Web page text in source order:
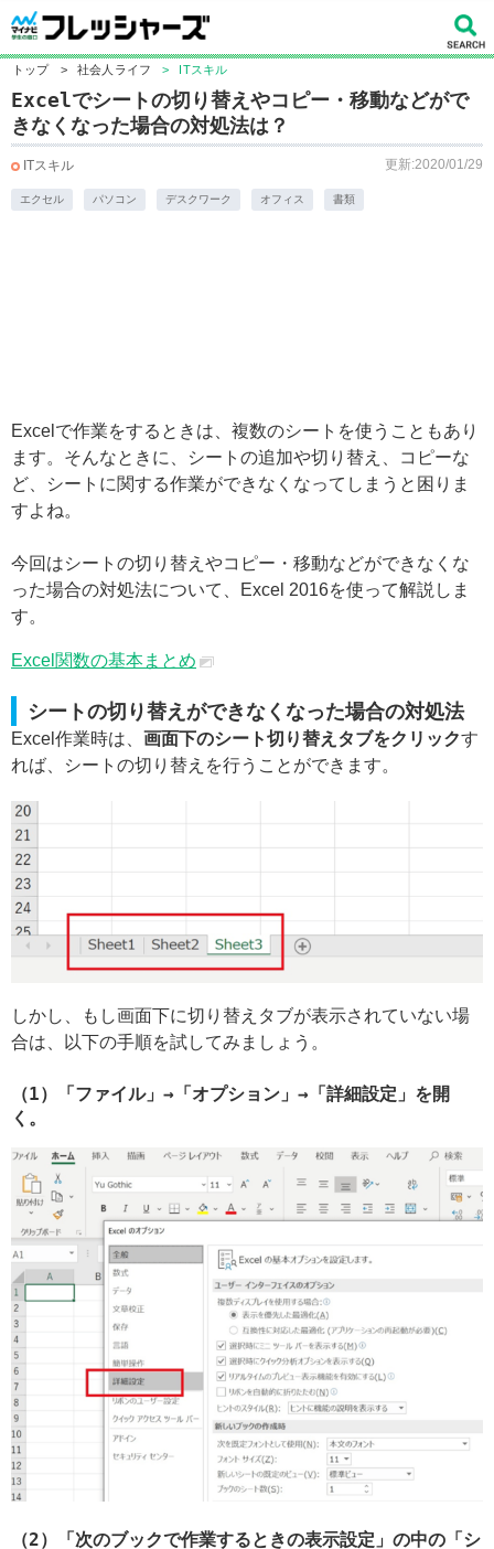
トップ > 社会人ライフ > ITスキル
Excelでシートの切り替えやコピー・移動などがで
きなくなった場合の対処法は？
ITスキル 更新:2020/01/29
エクセル パソコン デスクワーク オフィス 書類
Excelで作業をするときは、複数のシートを使うこともあり
ます。そんなときに、シートの追加や切り替え、コピーな
ど、シートに関する作業ができなくなってしまうと困りま
すよね。
今回はシートの切り替えやコピー・移動などができなくな
った場合の対処法について、Excel 2016を使って解説しま
す。
Excel関数の基本まとめ
シートの切り替えができなくなった場合の対処法
Excel作業時は、 画面下のシート切り替えタブをクリックす
れば、シートの切り替えを行うことができます。
しかし、もし画面下に切り替えタブが表示されていない場
合は、以下の手順を試してみましょう。
（1）「ファイル」→「オプション」→「詳細設定」を開
く。
（2）「次のブックで作業するときの表示設定」の中の「シ